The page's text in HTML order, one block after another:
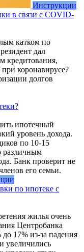
Инструкции
в связи с COVID-
катком по
дал
кредитования,
коронавирусе?
долгов
ипотечный
уровень дохода.
по 10-15
различным
Банк проверит не
его семьи.
по ипотеке с
жилья очень
Центробанка
17% из-за падения
увеличились